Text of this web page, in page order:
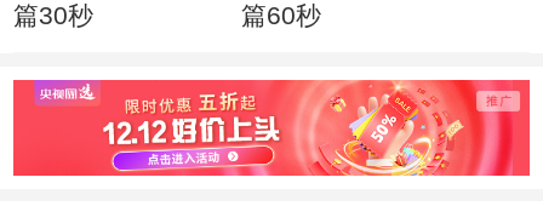
篇30秒
篇60秒